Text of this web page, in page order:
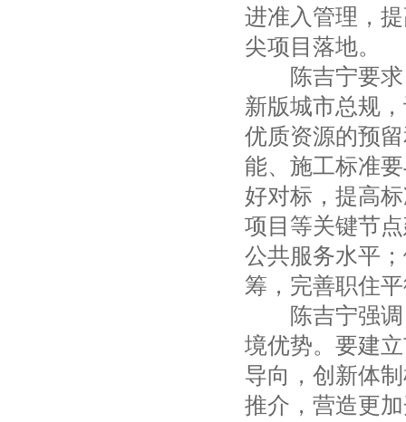
进准入管理，
尖项目落地。
陈吉宁要求
新版城市总规
优质资源的预
能、施工标准
好对标，提高
项目等关键节
公共服务水平
筹，完善职住
陈吉宁强调
境优势。要建
导向，创新体
推介，营造更